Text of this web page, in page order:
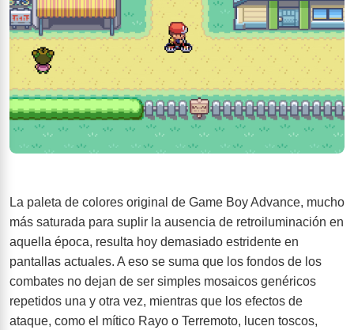
La paleta de colores original de Game Boy Advance, mucho
más saturada para suplir la ausencia de retroiluminación en
aquella época, resulta hoy demasiado estridente en
pantallas actuales. A eso se suma que los fondos de los
combates no dejan de ser simples mosaicos genéricos
repetidos una y otra vez, mientras que los efectos de
ataque, como el mítico Rayo o Terremoto, lucen toscos,